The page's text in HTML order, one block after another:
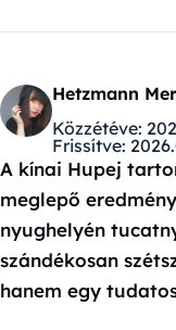
Hetzmann
Közzétéve:
Frissítve:
A kínai Hupej
meglepő
nyughelyén
szándékosan
hanem egy